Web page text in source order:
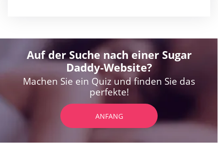
Auf der Suche nach einer Sugar
Daddy-Website?
Machen Sie ein Quiz und finden Sie das
perfekte!
ANFANG